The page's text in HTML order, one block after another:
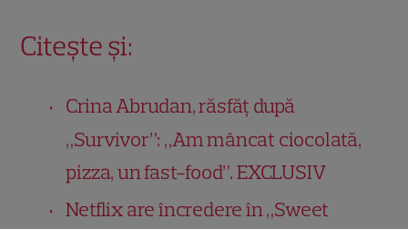
Citește și:
Crina Abrudan, răsfăț după
„Survivor”: „Am mâncat ciocolată,
pizza, un fast-food”. EXCLUSIV
Netflix are încredere în „Sweet